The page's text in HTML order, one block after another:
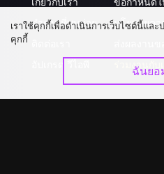
คำถามที่พบบ่อย
นโยบายคว
ร่วมงานกับ
เราใช้คุกกี้เพื่อดำเนินการเว็บไซต์นี้แล
คุกกี้
ฉันยอ